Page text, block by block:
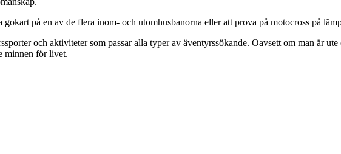
på en av de flera inom- och utomhusbanorna eller att prova på motocross på
och aktiviteter som passar alla typer av äventyrssökande. Oavsett om man är
minnen för livet.